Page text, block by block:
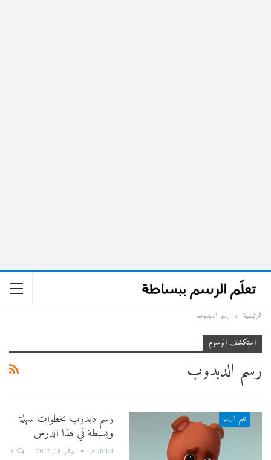
الرئيسية رسم الدبدوب
استكشف الوسوم
رسم الدبدوب
تعلم الرسم رسم دبدوب بخطوات سهلة
وبسيطة في هذا الدرس
ADMIN نوفمبر 18, 2017